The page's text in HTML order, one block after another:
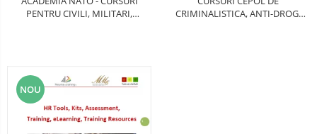
PENTRU CIVILI, MILITARI,
MARITIME, AERIENE, COMANDA,
REACTIE RAPIDA, INTER-OPERAT
CRIMINALISTICA, ANTI-DROG,
NOU